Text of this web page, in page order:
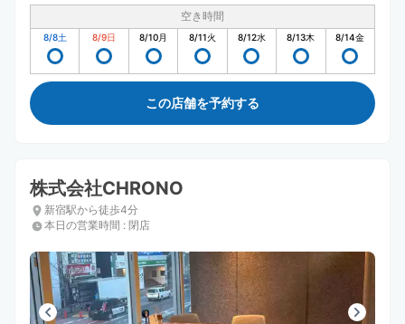
空き時間
8/8土 8/9日 8/10月 8/11火 8/12水 8/13木 8/14金
この店舗を予約する
株式会社CHRONO
新宿駅から徒歩4分
本日の営業時間 : 閉店